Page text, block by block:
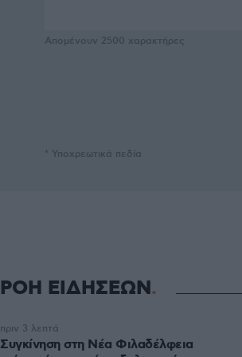
Απομένουν 2500 χαρακτήρες
* Υποχρεωτικά πεδία
ΡΟΗ ΕΙΔΗΣΕΩΝ
Συγκίνηση στη Νέα Φιλαδέλφεια
πριν 3 λεπτά